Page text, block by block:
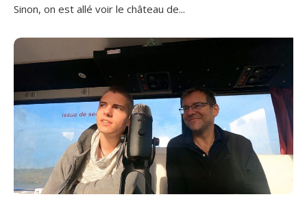
Sinon, on est allé voir le château de...